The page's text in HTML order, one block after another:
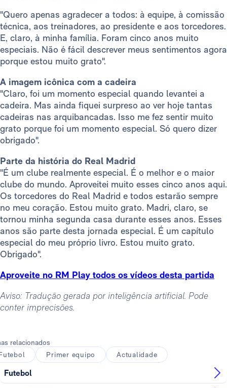
"Quero apenas agradecer a todos: à equipe, à comissão
técnica, aos treinadores, ao presidente e aos torcedores.
E, claro, à minha família. Foram cinco anos muito
especiais. Não é fácil descrever meus sentimentos agora
porque estou muito grato".
A imagem icônica com a cadeira
"Claro, foi um momento especial quando levantei a
cadeira. Mas ainda fiquei surpreso ao ver hoje tantas
cadeiras nas arquibancadas. Isso me fez sentir muito
grato porque foi um momento especial. Só quero dizer
obrigado".
Parte da história do Real Madrid
"É um clube realmente especial. É o melhor e o maior
clube do mundo. Aproveitei muito esses cinco anos aqui.
Os torcedores do Real Madrid e todos estarão sempre
no meu coração. Estou muito grato. Madri, claro, se
tornou minha segunda casa durante esses anos. Esses
anos são parte desta jornada especial. É um capítulo
especial do meu próprio livro. Estou muito grato.
Obrigado".
Aproveite no RM Play todos os vídeos desta partida
Aviso: Tradução gerada por inteligência artificial. Pode
conter imprecisões.
relacionados
Primer equipo Actualidade
Futebol